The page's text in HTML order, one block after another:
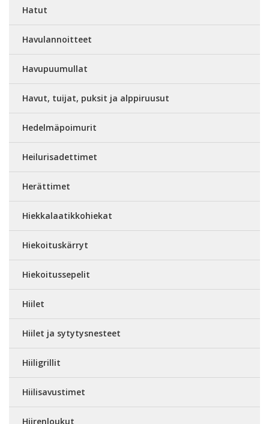
Hatut
Havulannoitteet
Havupuumullat
Havut, tuijat, puksit ja alppiruusut
Hedelmäpoimurit
Heilurisadettimet
Herättimet
Hiekkalaatikkohiekat
Hiekoituskärryt
Hiekoitussepelit
Hiilet
Hiilet ja sytytysnesteet
Hiiligrillit
Hiilisavustimet
Hiirenloukut